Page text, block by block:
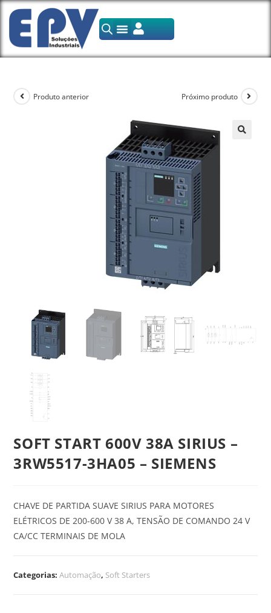
Produto anterior Próximo produto
SOFT START 600V 38A SIRIUS –
3RW5517-3HA05 – SIEMENS
CHAVE DE PARTIDA SUAVE SIRIUS PARA MOTORES
ELÉTRICOS DE 200-600 V 38 A, TENSÃO DE COMANDO 24 V
CA/CC TERMINAIS DE MOLA
Categorias:Automação, Soft Starters